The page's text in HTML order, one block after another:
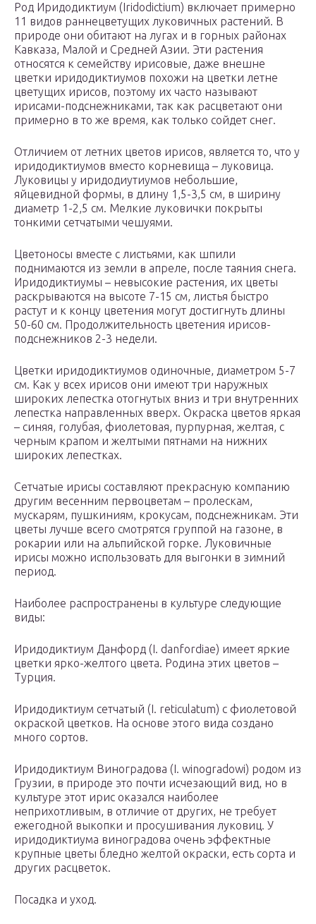
Род Иридодиктиум (Iridodictium) включает примерно
11 видов раннецветущих луковичных растений. В
природе они обитают на лугах и в горных районах
Кавказа, Малой и Средней Азии. Эти растения
относятся к семейству ирисовые, даже внешне
цветки иридодиктиумов похожи на цветки летне
цветущих ирисов, поэтому их часто называют
ирисами-подснежниками, так как расцветают они
примерно в то же время, как только сойдет снег.
Отличием от летних цветов ирисов, является то, что у
иридодиктиумов вместо корневища – луковица.
Луковицы у иридодиутиумов небольшие,
яйцевидной формы, в длину 1,5-3,5 см, в ширину
диаметр 1-2,5 см. Мелкие луковички покрыты
тонкими сетчатыми чешуями.
Цветоносы вместе с листьями, как шпили
поднимаются из земли в апреле, после таяния снега.
Иридодиктиумы – невысокие растения, их цветы
раскрываются на высоте 7-15 см, листья быстро
растут и к концу цветения могут достигнуть длины
50-60 см. Продолжительность цветения ирисов-
подснежников 2-3 недели.
Цветки иридодиктиумов одиночные, диаметром 5-7
см. Как у всех ирисов они имеют три наружных
широких лепестка отогнутых вниз и три внутренних
лепестка направленных вверх. Окраска цветов яркая
– синяя, голубая, фиолетовая, пурпурная, желтая, с
черным крапом и желтыми пятнами на нижних
широких лепестках.
Сетчатые ирисы составляют прекрасную компанию
другим весенним первоцветам – пролескам,
мускарям, пушкиниям, крокусам, подснежникам. Эти
цветы лучше всего смотрятся группой на газоне, в
рокарии или на альпийской горке. Луковичные
ирисы можно использовать для выгонки в зимний
период.
Наиболее распространены в культуре следующие
виды:
Иридодиктиум Данфорд (I. danfordiae) имеет яркие
цветки ярко-желтого цвета. Родина этих цветов –
Турция.
Иридодиктиум сетчатый (I. reticulatum) c фиолетовой
окраской цветков. На основе этого вида создано
много сортов.
Иридодиктиум Виноградова (I. winogradowi) родом из
Грузии, в природе это почти исчезающий вид, но в
культуре этот ирис оказался наиболее
неприхотливым, в отличие от других, не требует
ежегодной выкопки и просушивания луковиц. У
иридодиктиума виноградова очень эффектные
крупные цветы бледно желтой окраски, есть сорта и
других расцветок.
Посадка и уход.